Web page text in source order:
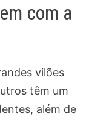
com a
vilões
têm um
além de